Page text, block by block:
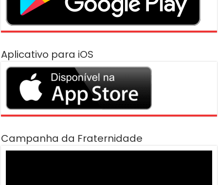
Aplicativo para iOS
Campanha da Fraternidade